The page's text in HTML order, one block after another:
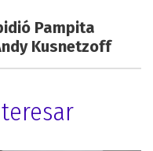
Pampita
Kusnetzoff